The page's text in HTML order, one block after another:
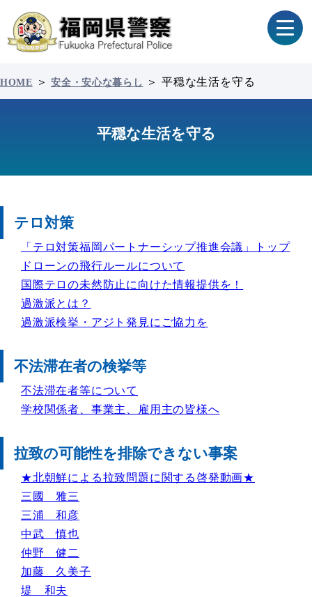
HOME ＞安全・安心な暮らし ＞ 平穏な生活を守る
平穏な生活を守る
テロ対策
「テロ対策福岡パートナーシップ推進会議」トップ
ドローンの飛行ルールについて
国際テロの未然防止に向けた情報提供を！
過激派とは？
過激派検挙・アジト発見にご協力を
不法滞在者の検挙等
不法滞在者等について
学校関係者、事業主、雇用主の皆様へ
拉致の可能性を排除できない事案
★北朝鮮による拉致問題に関する啓発動画★
三國 雅三
三浦 和彦
中武 慎也
仲野 健二
加藤 久美子
堤 和夫